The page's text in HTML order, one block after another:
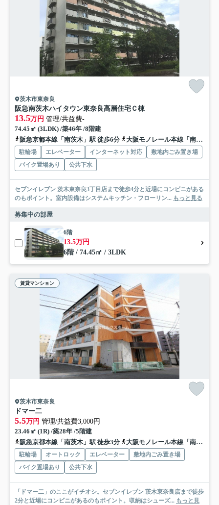
茨木市東奈良
阪急南茨木ハイタウン東奈良高層住宅Ｃ棟
13.5万円 管理/共益費-
74.45㎡ (3LDK) /築46年 /8階建
阪急京都本線「南茨木」駅 徒歩6分
大阪モノレール本線「南茨木」駅 徒歩8分
駐輪場 エレベーター インターネット対応
敷地内ごみ置き場
バイク置場あり
公共下水
セブンイレブン 茨木東奈良3丁目店まで徒歩4分と近場にコンビニがある
のもポイント。室内設備はシステムキッチン・フローリン... もっと見る
募集中の部屋
6階
13.5万円
6階 / 74.45㎡ / 3LDK
賃貸マンション
茨木市東奈良
ドマー二
5.5万円 管理/共益費3,000円
23.46㎡ (1R) /築28年 /5階建
阪急京都本線「南茨木」駅 徒歩3分
大阪モノレール本線「南茨木」駅 徒歩3分
駐輪場 オートロック エレベーター
敷地内ごみ置き場
バイク置場あり
公共下水
「ドマー二」のここがイチオシ。セブンイレブン 茨木東奈良店まで徒歩
2分と近場にコンビニがあるのもポイント。収納はシューズ... もっと見